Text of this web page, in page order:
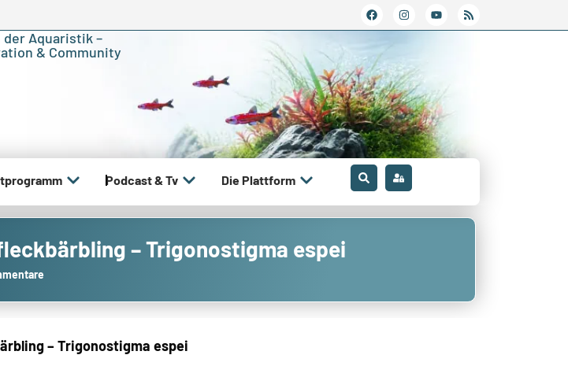
der Aquaristik –
& Community
Podcast & Tv Die Plattform
– Trigonostigma espei
– Trigonostigma espei